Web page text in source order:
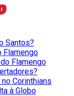
Santos?
Flamengo
Flamengo
Corinthians
à Globo